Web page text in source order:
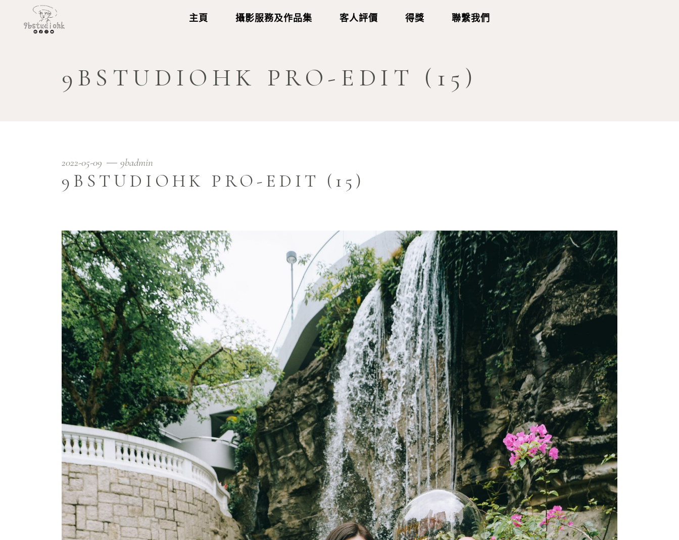
主頁 攝影服務及作品集 客人評價 得獎 聯繫我們
9BSTUDIOHK PRO-EDIT (15)
2022-05-09 9badmin
9BSTUDIOHK PRO-EDIT (15)